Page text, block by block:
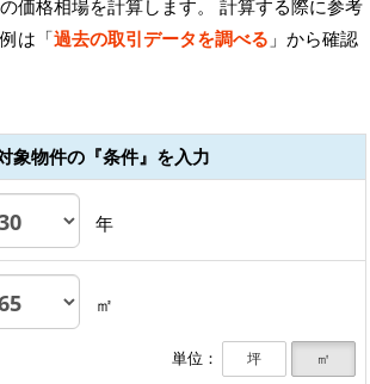
価格相場を計算します。 計算する際に参考
は「過去の取引データを調べる 」から確認
象物件の『条件』を入力
年
㎡
単位： 坪 ㎡